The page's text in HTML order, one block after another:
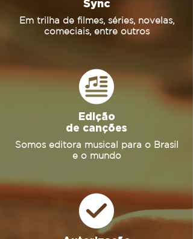
Sync
Em trilha de filmes, séries, novelas,
comeciais, entre outros
Edição
de canções
Somos editora musical para o Brasil
e o mundo